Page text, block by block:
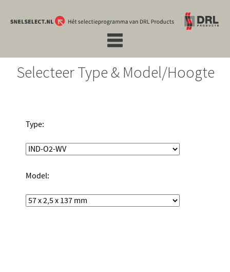
Selecteer Type & Model/Hoogte
Type:
Model: